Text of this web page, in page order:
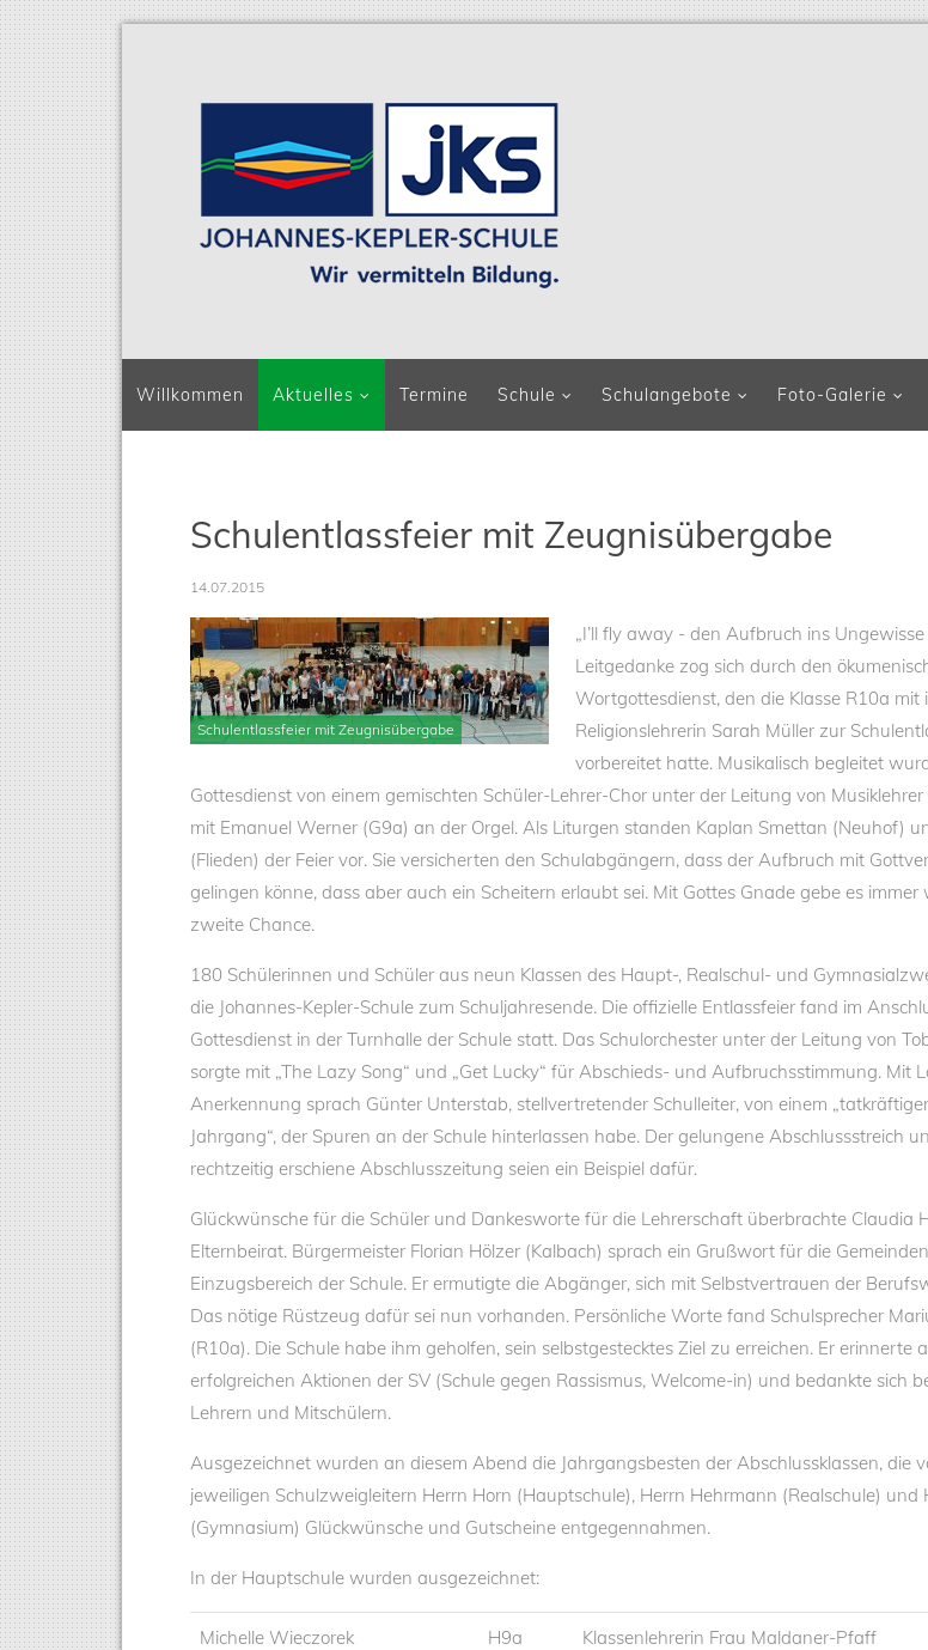
Navigation überspringen
Willkommen Aktuelles Termine Schule Schulangebote Foto-Galerie
Schulentlassfeier mit Zeugnisübergabe
14.07.2015
Schulentlassfeier mit Zeugnisübergabe
„I’ll fly away - den Aufbruch ins
Leitgedanke zog sich durch den
Wortgottesdienst, den die Klasse R10a mit
Religionslehrerin Sarah Müller zur
vorbereitet hatte. Musikalisch begleitet
Gottesdienst von einem gemischten Schüler-Lehrer-Chor unter der Leitung von
mit Emanuel Werner (G9a) an der Orgel. Als Liturgen standen Kaplan Smettan (Neuhof)
(Flieden) der Feier vor. Sie versicherten den Schulabgängern, dass der Aufbruch mit
gelingen könne, dass aber auch ein Scheitern erlaubt sei. Mit Gottes Gnade gebe es immer
zweite Chance.
180 Schülerinnen und Schüler aus neun Klassen des Haupt-, Realschul- und
die Johannes-Kepler-Schule zum Schuljahresende. Die offizielle Entlassfeier fand im
Gottesdienst in der Turnhalle der Schule statt. Das Schulorchester unter der Leitung von
sorgte mit „The Lazy Song“ und „Get Lucky“ für Abschieds- und Aufbruchsstimmung. Mit
Anerkennung sprach Günter Unterstab, stellvertretender Schulleiter, von einem
Jahrgang“, der Spuren an der Schule hinterlassen habe. Der gelungene Abschlussstreich
rechtzeitig erschiene Abschlusszeitung seien ein Beispiel dafür.
Glückwünsche für die Schüler und Dankesworte für die Lehrerschaft überbrachte Claudia
Elternbeirat. Bürgermeister Florian Hölzer (Kalbach) sprach ein Grußwort für die
Einzugsbereich der Schule. Er ermutigte die Abgänger, sich mit Selbstvertrauen der
Das nötige Rüstzeug dafür sei nun vorhanden. Persönliche Worte fand Schulsprecher
(R10a). Die Schule habe ihm geholfen, sein selbstgestecktes Ziel zu erreichen. Er erinnerte
erfolgreichen Aktionen der SV (Schule gegen Rassismus, Welcome-in) und bedankte sich
Lehrern und Mitschülern.
Ausgezeichnet wurden an diesem Abend die Jahrgangsbesten der Abschlussklassen, die
jeweiligen Schulzweigleitern Herrn Horn (Hauptschule), Herrn Hehrmann (Realschule) und
(Gymnasium) Glückwünsche und Gutscheine entgegennahmen.
In der Hauptschule wurden ausgezeichnet:
Michelle Wieczorek H9a Klassenlehrerin Frau Maldaner-Pfaff